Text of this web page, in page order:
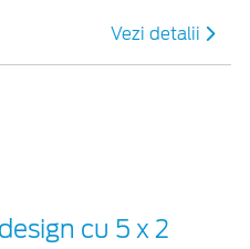
Vezi detalii
cu 5 x 2